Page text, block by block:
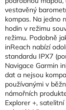
vestavěný
kompas. Na jedno
hodin v režimu
režimu. Podobně
inReach nabízí
standardu IPX7
Navigace Garmin
dat a nejsou
používanými v
námořních
Explorer +,